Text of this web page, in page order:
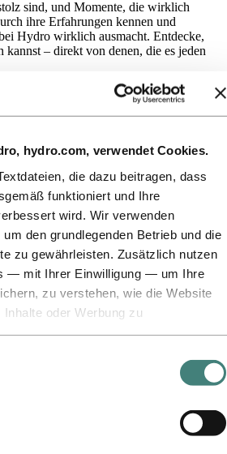
hydro.com, verwendet Cookies.
die dazu beitragen, dass
funktioniert und Ihre
wird. Wir verwenden
den grundlegenden Betrieb und die
zu gewährleisten. Zusätzlich nutzen
— mit Ihrer Einwilligung — um Ihre
zu verstehen, wie die Website
oder Werbung zu
Analyse‑ oder Werbezwecke
können die Informationen,
unserer Website sammeln, mit
die Sie ihnen bereitgestellt
sind, und Momente, die wirklich
ihre Erfahrungen kennen und
Hydro wirklich ausmacht. Entdecke,
– direkt von denen, die es jeden